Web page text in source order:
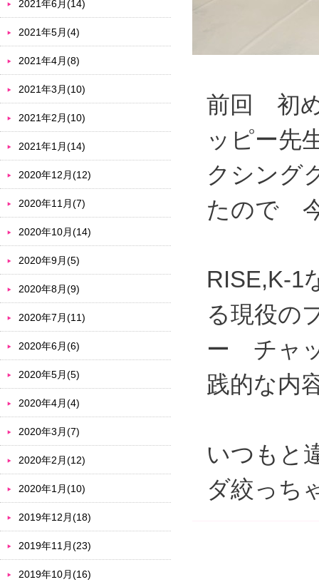
前回 初
ッピー先
クシング
たので
RISE,K-1
る現役の
ー チャ
践的な内
いつもと
ダ絞っち
2021年6月(14)
2021年5月(4)
2021年4月(8)
2021年3月(10)
2021年2月(10)
2021年1月(14)
2020年12月(12)
2020年11月(7)
2020年10月(14)
2020年9月(5)
2020年8月(9)
2020年7月(11)
2020年6月(6)
2020年5月(5)
2020年4月(4)
2020年3月(7)
2020年2月(12)
2020年1月(10)
2019年12月(18)
2019年11月(23)
2019年10月(16)